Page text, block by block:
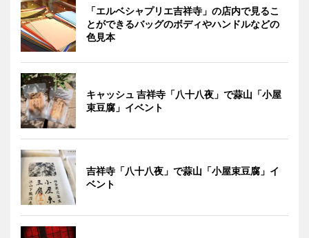
「エルベシャプリエ吉祥寺」の店内で見るこ
とができるバッグのボディやハンドルなどの
色見本
キャッシュ 吉祥寺「八十八夜」で蒜山「小屋
束豆腐」イベント
吉祥寺「八十八夜」で蒜山「小屋束豆腐」イ
ベント